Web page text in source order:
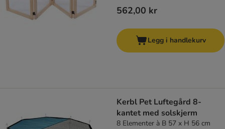
562,00 kr
Legg i handlekurv
Kerbl Pet Luftegård 8-
kantet med solskjerm
8 Elementer à B 57 x H 56 cm